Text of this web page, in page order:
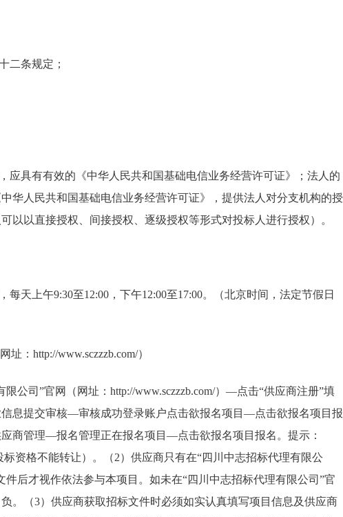
二条规定；
应具有有效的《中华人民共和国基础电信业务经营许可证》；法人的
华人民共和国基础电信业务经营许可证》，提供法人对分支机构的授
以以直接授权、间接授权、逐级授权等形式对投标人进行授权）。
每天上午9:30至12:00，下午12:00至17:00。（北京时间，法定节假日
：http://www.sczzzb.com/）
公司”官网（网址：http://www.sczzzb.com/）—点击“供应商注册”填
息提交审核—审核成功登录账户点击欲报名项目—点击欲报名项目报
商管理—报名管理正在报名项目—点击欲报名项目报名。提示：
标资格不能转让）。（2）供应商只有在“四川中志招标代理有限公
后才视作依法参与本项目。如未在“四川中志招标代理有限公司”官
。（3）供应商获取招标文件时必须如实认真填写项目信息及供应商